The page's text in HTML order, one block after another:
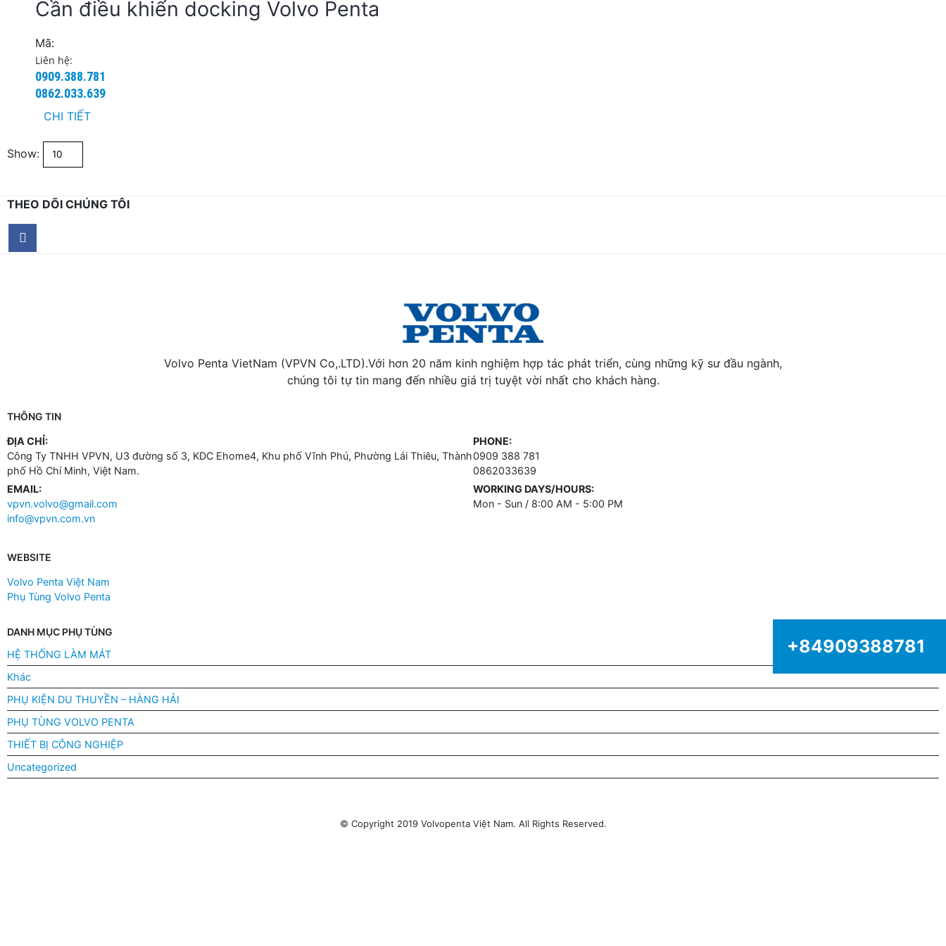
Cần điều khiển docking Volvo Penta
Mã:
Liên hệ:
0909.388.781
0862.033.639
CHI TIẾT
Show:
THEO DÕI CHÚNG TÔI
Volvo Penta VietNam (VPVN Co,.LTD).Với hơn 20 năm kinh nghiệm hợp tác phát triển, cùng những kỹ sư đầu ngành,
chúng tôi tự tin mang đến nhiều giá trị tuyệt vời nhất cho khách hàng.
THÔNG TIN
ĐỊA CHỈ:
Công Ty TNHH VPVN, U3 đường số 3, KDC Ehome4, Khu phố Vĩnh Phú, Phường Lái Thiêu, Thành
phố Hồ Chí Minh, Việt Nam.
PHONE:
0909 388 781
0862033639
EMAIL:
vpvn.volvo@gmail.com
info@vpvn.com.vn
WORKING DAYS/HOURS:
Mon - Sun / 8:00 AM - 5:00 PM
WEBSITE
Volvo Penta Việt Nam
Phụ Tùng Volvo Penta
DANH MỤC PHỤ TÙNG
HỆ THỐNG LÀM MÁT
Khác
PHỤ KIỆN DU THUYỀN – HÀNG HẢI
PHỤ TÙNG VOLVO PENTA
THIẾT BỊ CÔNG NGHIỆP
Uncategorized
© Copyright 2019 Volvopenta Việt Nam. All Rights Reserved.
+84909388781